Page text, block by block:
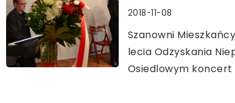
2018-11-08
Szanowni
lecia Odzyskania
Osiedlowym koncert